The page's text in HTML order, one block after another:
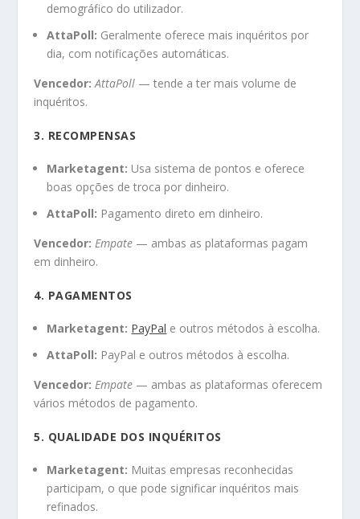
demográfico do utilizador.
AttaPoll: Geralmente oferece mais inquéritos por
dia, com notificações automáticas.
Vencedor: AttaPoll — tende a ter mais volume de
inquéritos.
3. RECOMPENSAS
Marketagent: Usa sistema de pontos e oferece
boas opções de troca por dinheiro.
AttaPoll: Pagamento direto em dinheiro.
Vencedor: Empate — ambas as plataformas pagam
em dinheiro.
4. PAGAMENTOS
Marketagent: PayPal e outros métodos à escolha.
AttaPoll: PayPal e outros métodos à escolha.
Vencedor: Empate — ambas as plataformas oferecem
vários métodos de pagamento.
5. QUALIDADE DOS INQUÉRITOS
Marketagent: Muitas empresas reconhecidas
participam, o que pode significar inquéritos mais
refinados.